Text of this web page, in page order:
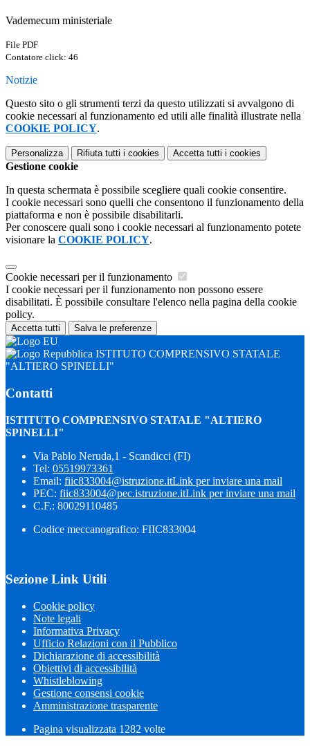
Vademecum ministeriale
File PDF
Contatore click: 46
Notizie
Questo sito o gli strumenti terzi da questo utilizzati si avvalgono di
cookie necessari al funzionamento ed utili alle finalità illustrate nella
COOKIE POLICY.
Personalizza Rifiuta tutti i cookies Accetta tutti i cookies
Gestione cookie
In questa schermata è possibile scegliere quali cookie consentire.
I cookie necessari sono quelli che consentono il funzionamento della
piattaforma e non è possibile disabilitarli.
Per conoscere quali sono i cookie necessari al funzionamento potete
visionare la COOKIE POLICY.
Cookie necessari per il funzionamento
I cookie necessari per il funzionamento non possono essere
disabilitati. È possibile consultare l'elenco nella pagina della cookie
policy.
Accetta tutti Salva le preferenze
ISTITUTO COMPRENSIVO STATALE
"ALTIERO SPINELLI"
Contatti
ISTITUTO COMPRENSIVO STATALE "ALTIERO
SPINELLI"
Via Pablo Neruda,1 - Scandicci (FI)
Tel: 05519973361
Email: fiic833004@istruzione.itLink per inviare una mail
PEC: fiic833004@pec.istruzione.itLink per inviare una mail
C.F.: 80029110485
Codice meccanografico: FIIC833004
Sezione Link Utili
Cookie policy
Note legali
Informativa Privacy
Ufficio Relazioni con il Pubblico
Dichiarazione di accessibilità
Obiettivi di accessibilità
Whistleblowing
Gestione consensi cookie
Amministrazione trasparente
Pagina visualizzata 1282 volte